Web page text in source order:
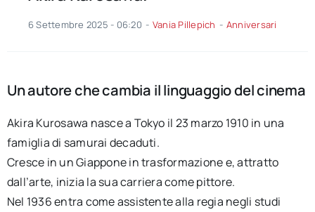
6 Settembre 2025 - 06:20 - Vania Pillepich - Anniversari
Un autore che cambia il linguaggio del cinema
Akira Kurosawa nasce a Tokyo il 23 marzo 1910 in una
famiglia di samurai decaduti.
Cresce in un Giappone in trasformazione e, attratto
dall’arte, inizia la sua carriera come pittore.
Nel 1936 entra come assistente alla regia negli studi